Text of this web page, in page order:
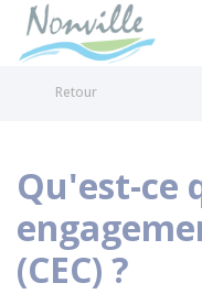
Retour
Qu'est-ce
(CEC) ?